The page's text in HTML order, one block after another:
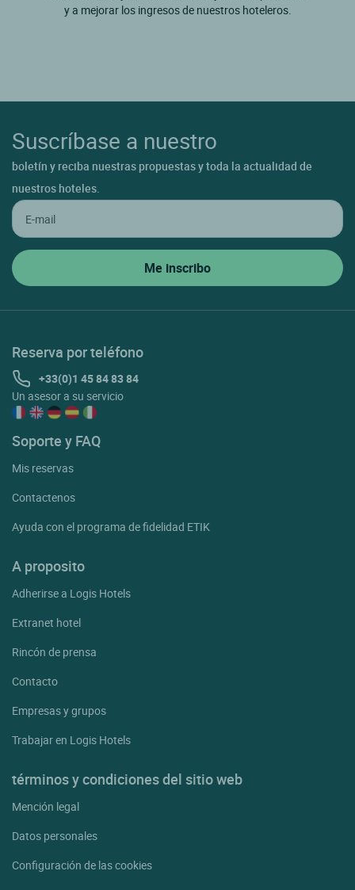
y a mejorar los ingresos de nuestros hoteleros.
Suscríbase a nuestro
boletín y reciba nuestras propuestas y toda la actualidad de
nuestros hoteles.
Reserva por teléfono
+33(0)1 45 84 83 84
Un asesor a su servicio
Soporte y FAQ
Mis reservas
Contactenos
Ayuda con el programa de fidelidad ETIK
A proposito
Adherirse a Logis Hotels
Extranet hotel
Rincón de prensa
Contacto
Empresas y grupos
Trabajar en Logis Hotels
términos y condiciones del sitio web
Mención legal
Datos personales
Configuración de las cookies